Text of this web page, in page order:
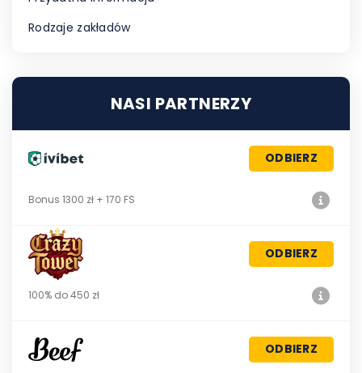
Rodzaje zakładów
NASI PARTNERZY
ODBIERZ
Bonus 1300 zł + 170 FS
ODBIERZ
100% do 450 zł
ODBIERZ